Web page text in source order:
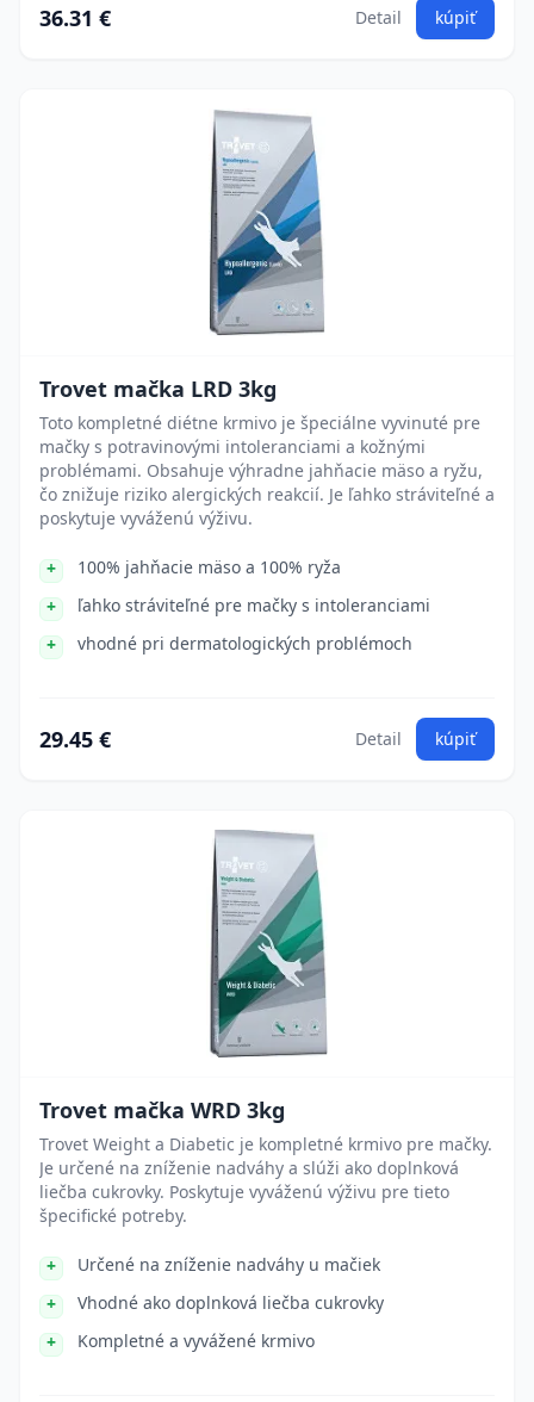
36.31 € Detail kúpiť
Trovet mačka LRD 3kg
Toto kompletné diétne krmivo je špeciálne vyvinuté pre
mačky s potravinovými intoleranciami a kožnými
problémami. Obsahuje výhradne jahňacie mäso a ryžu,
čo znižuje riziko alergických reakcií. Je ľahko stráviteľné a
poskytuje vyváženú výživu.
100% jahňacie mäso a 100% ryža
ľahko stráviteľné pre mačky s intoleranciami
vhodné pri dermatologických problémoch
29.45 € Detail kúpiť
Trovet mačka WRD 3kg
Trovet Weight a Diabetic je kompletné krmivo pre mačky.
Je určené na zníženie nadváhy a slúži ako doplnková
liečba cukrovky. Poskytuje vyváženú výživu pre tieto
špecifické potreby.
Určené na zníženie nadváhy u mačiek
Vhodné ako doplnková liečba cukrovky
Kompletné a vyvážené krmivo